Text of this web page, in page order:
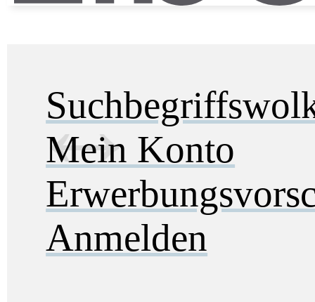
Mein Konto
Anmelden